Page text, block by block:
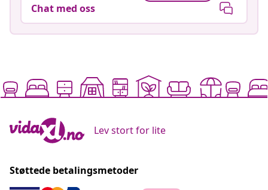
Chat med oss
Lev stort for lite
Støttede betalingsmetoder